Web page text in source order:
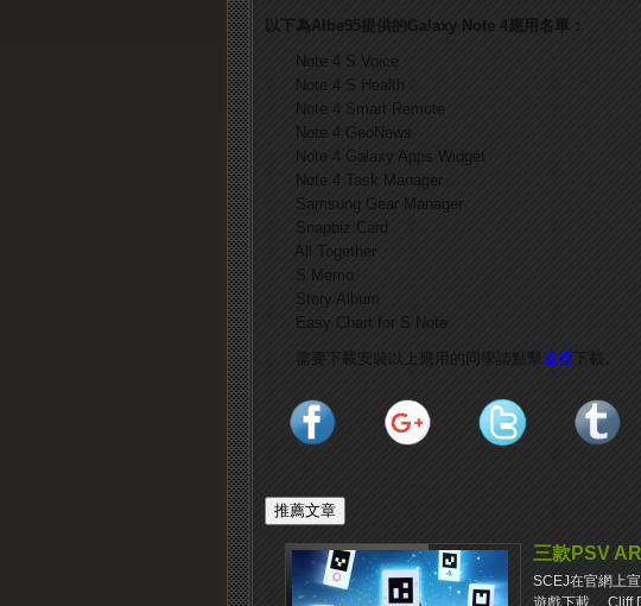
以下為Albe95提供的Galaxy Note 4應用名單：
Note 4 S Voice
Note 4 S Health
Note 4 Smart Remote
Note 4 GeoNews
Note 4 Galaxy Apps Widget
Note 4 Task Manager
Samsung Gear Manager
Snapbiz Card
All Together
S Memo
Story Album
Easy Chart for S Note
需要下載安裝以上應用的同學請點擊這裡下載。
三款PSV
SCEJ在官網上
遊戲下載。 Cliff